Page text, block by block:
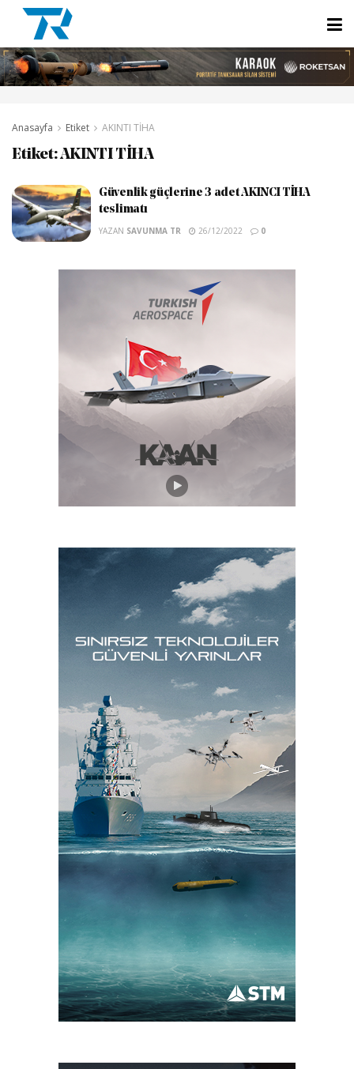
Anasayfa Etiket AKINTI TİHA
Etiket:AKINTI TİHA
Güvenlik güçlerine 3 adet AKINCI TİHA
teslimatı
YAZAN SAVUNMA TR 26/12/2022 0